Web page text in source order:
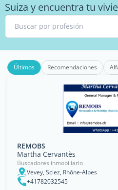
Suiza y encuentra tu
Buscar por profesión
Últimos Recomendaciones
REMOBS
Martha Cervantès
Buscadores inmobiliario
Vevey, Sciez, Rhône-Alpes
+41782032545